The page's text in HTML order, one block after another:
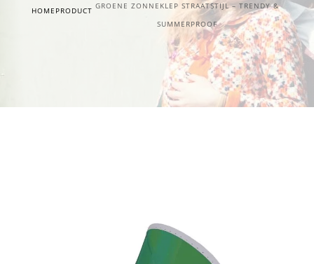
HOME PRODUCT GROENE ZONNEKLEP STRAATSTIJL – TRENDY &
SUMMERPROOF